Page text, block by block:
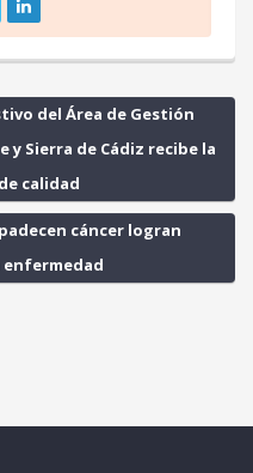
del Área de Gestión
y Sierra de Cádiz recibe la
calidad
cáncer logran
enfermedad